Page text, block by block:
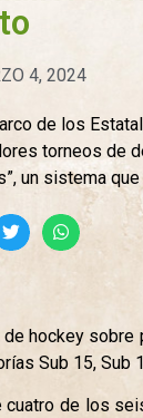
4, 2024
de los
torneos de
un sistema
hockey
Sub 15, Sub
de los